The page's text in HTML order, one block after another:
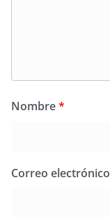
Nombre*
Correo electrónico